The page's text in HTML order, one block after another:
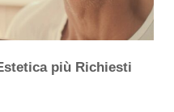
più Richiesti